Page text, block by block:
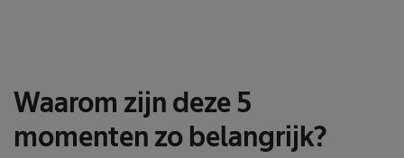
Waarom zijn deze 5
momenten zo belangrijk?